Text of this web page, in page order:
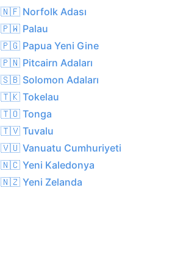
🇳🇫 Norfolk Adası
🇵🇼 Palau
🇵🇬 Papua Yeni Gine
🇵🇳 Pitcairn Adaları
🇸🇧 Solomon Adaları
🇹🇰 Tokelau
🇹🇴 Tonga
🇹🇻 Tuvalu
🇻🇺 Vanuatu Cumhuriyeti
🇳🇨 Yeni Kaledonya
🇳🇿 Yeni Zelanda